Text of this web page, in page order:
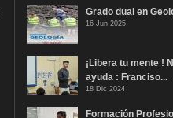
Grado dual en
16 Jun 2025
¡Libera tu mente !
ayuda : Franciso...
18 Dic 2024
Formación